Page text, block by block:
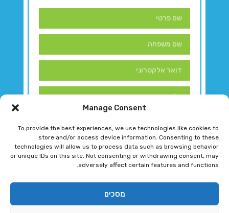
Manage Consent
To provide the best experiences, we use technologies like cookies to
store and/or access device information. Consenting to these
technologies will allow us to process data such as browsing behavior
or unique IDs on this site. Not consenting or withdrawing consent, may
adversely affect certain features and functions.
מסכים